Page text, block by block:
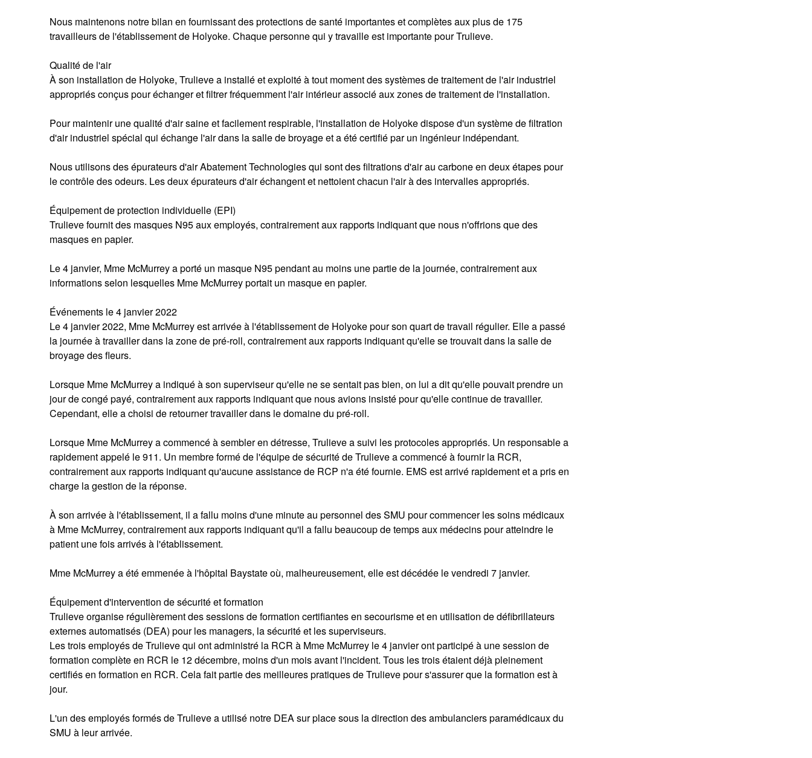
Nous maintenons notre bilan en fournissant des protections de santé importantes et complètes aux plus de 175
travailleurs de l'établissement de Holyoke. Chaque personne qui y travaille est importante pour Trulieve.
Qualité de l'air
À son installation de Holyoke, Trulieve a installé et exploité à tout moment des systèmes de traitement de l'air industriel
appropriés conçus pour échanger et filtrer fréquemment l'air intérieur associé aux zones de traitement de l'installation.
Pour maintenir une qualité d'air saine et facilement respirable, l'installation de Holyoke dispose d'un système de filtration
d'air industriel spécial qui échange l'air dans la salle de broyage et a été certifié par un ingénieur indépendant.
Nous utilisons des épurateurs d'air Abatement Technologies qui sont des filtrations d'air au carbone en deux étapes pour
le contrôle des odeurs. Les deux épurateurs d'air échangent et nettoient chacun l'air à des intervalles appropriés.
Équipement de protection individuelle (EPI)
Trulieve fournit des masques N95 aux employés, contrairement aux rapports indiquant que nous n'offrions que des
masques en papier.
Le 4 janvier, Mme McMurrey a porté un masque N95 pendant au moins une partie de la journée, contrairement aux
informations selon lesquelles Mme McMurrey portait un masque en papier.
Événements le 4 janvier 2022
Le 4 janvier 2022, Mme McMurrey est arrivée à l'établissement de Holyoke pour son quart de travail régulier. Elle a passé
la journée à travailler dans la zone de pré-roll, contrairement aux rapports indiquant qu'elle se trouvait dans la salle de
broyage des fleurs.
Lorsque Mme McMurrey a indiqué à son superviseur qu'elle ne se sentait pas bien, on lui a dit qu'elle pouvait prendre un
jour de congé payé, contrairement aux rapports indiquant que nous avions insisté pour qu'elle continue de travailler.
Cependant, elle a choisi de retourner travailler dans le domaine du pré-roll.
Lorsque Mme McMurrey a commencé à sembler en détresse, Trulieve a suivi les protocoles appropriés. Un responsable a
rapidement appelé le 911. Un membre formé de l'équipe de sécurité de Trulieve a commencé à fournir la RCR,
contrairement aux rapports indiquant qu'aucune assistance de RCP n'a été fournie. EMS est arrivé rapidement et a pris en
charge la gestion de la réponse.
À son arrivée à l'établissement, il a fallu moins d'une minute au personnel des SMU pour commencer les soins médicaux
à Mme McMurrey, contrairement aux rapports indiquant qu'il a fallu beaucoup de temps aux médecins pour atteindre le
patient une fois arrivés à l'établissement.
Mme McMurrey a été emmenée à l'hôpital Baystate où, malheureusement, elle est décédée le vendredi 7 janvier.
Équipement d'intervention de sécurité et formation
Trulieve organise régulièrement des sessions de formation certifiantes en secourisme et en utilisation de défibrillateurs
externes automatisés (DEA) pour les managers, la sécurité et les superviseurs.
Les trois employés de Trulieve qui ont administré la RCR à Mme McMurrey le 4 janvier ont participé à une session de
formation complète en RCR le 12 décembre, moins d'un mois avant l'incident. Tous les trois étaient déjà pleinement
certifiés en formation en RCR. Cela fait partie des meilleures pratiques de Trulieve pour s'assurer que la formation est à
jour.
L'un des employés formés de Trulieve a utilisé notre DEA sur place sous la direction des ambulanciers paramédicaux du
SMU à leur arrivée.